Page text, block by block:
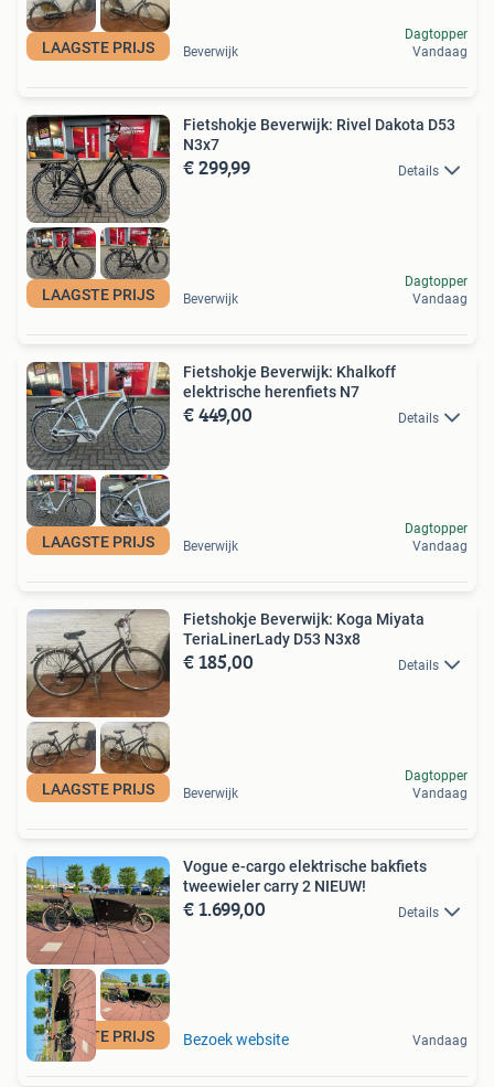
LAAGSTE PRIJS Beverwijk
Dagtopper
Vandaag
LAAGSTE PRIJS
Fietshokje Beverwijk: Rivel Dakota D53
N3x7
€ 299,99 Details
Beverwijk
Dagtopper
Vandaag
LAAGSTE PRIJS
Fietshokje Beverwijk: Khalkoff
elektrische herenfiets N7
€ 449,00 Details
Beverwijk
Dagtopper
Vandaag
LAAGSTE PRIJS
Fietshokje Beverwijk: Koga Miyata
TeriaLinerLady D53 N3x8
€ 185,00 Details
Beverwijk
Dagtopper
Vandaag
LAAGSTE PRIJS
Vogue e-cargo elektrische bakfiets
tweewieler carry 2 NIEUW!
€ 1.699,00 Details
Bezoek website Vandaag